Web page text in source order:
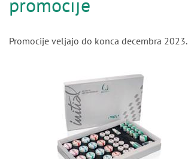
Promocije veljajo do konca decembra 2023.